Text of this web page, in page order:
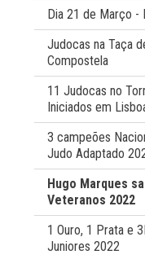
Dia 21 de Março -
Judocas na Taça
Compostela
11 Judocas no
Iniciados em
3 campeões
Judo Adaptado
Hugo Marques
Veteranos 2022
1 Ouro, 1 Prata e
Juniores 2022